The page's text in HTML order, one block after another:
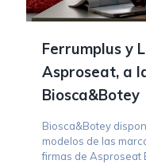
Ferrumplus y
Asproseat, a
Biosca&Botey
Biosca&Botey
modelos de las
firmas de Asproseat